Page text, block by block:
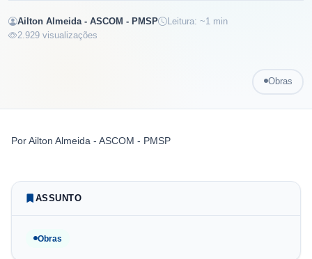
Obras
Ailton Almeida - ASCOM - PMSP Leitura: ~1 min
2.929 visualizações
PorAilton Almeida - ASCOM - PMSP
ASSUNTO
Obras